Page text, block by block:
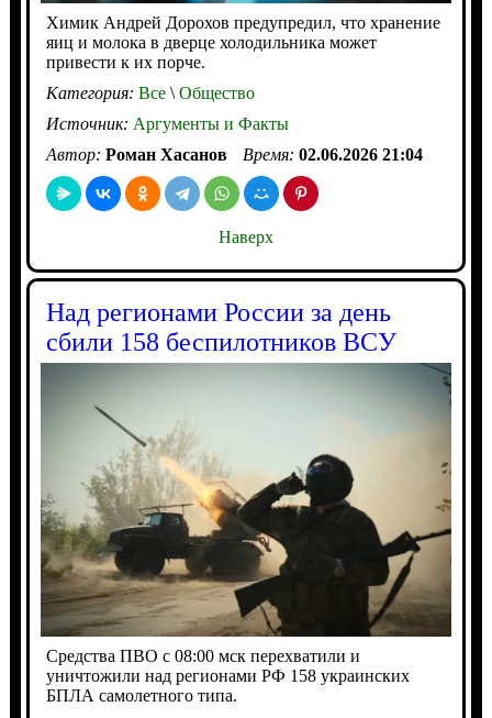
Химик Андрей Дорохов предупредил, что хранение
яиц и молока в дверце холодильника может
привести к их порче.
Категория: Все\Общество
Источник: Аргументы и Факты
Автор: Роман Хасанов Время: 02.06.2026 21:04
Наверх
Над регионами России за день
сбили 158 беспилотников ВСУ
Средства ПВО с 08:00 мск перехватили и
уничтожили над регионами РФ 158 украинских
БПЛА самолетного типа.